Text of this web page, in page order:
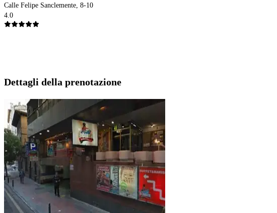
Calle Felipe Sanclemente, 8-10
4.0
Dettagli della prenotazione